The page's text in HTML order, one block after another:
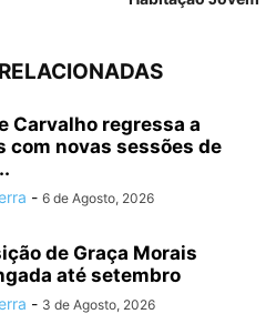
Carvalho regressa a
com novas sessões de
- 6 de Agosto, 2026
de Graça Morais
até setembro
- 3 de Agosto, 2026